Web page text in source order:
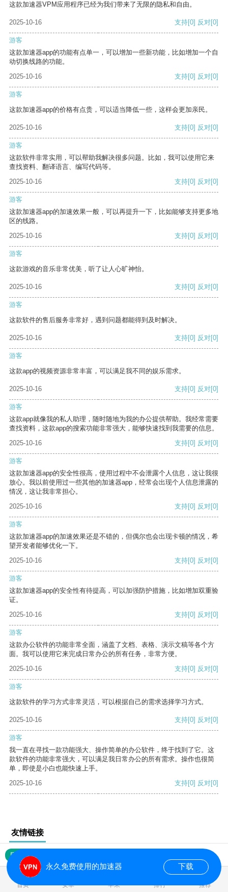
这款加速器VPM应用程序已经为我们带来了无限的隐私和自由。
2025-10-16 支持[0] 反对[0]
游客
这款加速器app的功能有点单一，可以增加一些新功能，比如增加一个自
动切换线路的功能。
2025-10-16
支持[0] 反对[0]
游客
这款加速器app的价格有点贵，可以适当降低一些，这样会更加亲民。
2025-10-16 支持[0] 反对[0]
游客
这款软件非常实用，可以帮助我解决很多问题。比如，我可以使用它来
查找资料、翻译语言、编写代码等。
2025-10-16
支持[0] 反对[0]
游客
这款加速器app的加速效果一般，可以再提升一下，比如能够支持更多地
区的线路。
2025-10-16
支持[0] 反对[0]
游客
这款游戏的音乐非常优美，听了让人心旷神怡。
2025-10-16 支持[0] 反对[0]
游客
这款软件的售后服务非常好，遇到问题都能得到及时解决。
2025-10-16 支持[0] 反对[0]
游客
这款app的视频资源非常丰富，可以满足我不同的娱乐需求。
2025-10-16 支持[0] 反对[0]
游客
这款app就像我的私人助理，随时随地为我的办公提供帮助。我经常需要
查找资料，这款app的搜索功能非常强大，能够快速找到我需要的信息。
2025-10-16
支持[0] 反对[0]
游客
这款加速器app的安全性很高，使用过程中不会泄露个人信息，这让我很
放心。我以前使用过一些其他的加速器app，经常会出现个人信息泄露的
情况，这让我非常担心。
2025-10-16
支持[0] 反对[0]
游客
这款加速器app的加速效果还是不错的，但偶尔也会出现卡顿的情况，希
望开发者能够优化一下。
2025-10-16
支持[0] 反对[0]
游客
这款加速器app的安全性有待提高，可以加强防护措施，比如增加双重验
证。
2025-10-16
支持[0] 反对[0]
游客
这款办公软件的功能非常全面，涵盖了文档、表格、演示文稿等各个方
面。我可以使用它来完成日常办公的所有任务，非常方便。
2025-10-16
支持[0] 反对[0]
游客
这款软件的学习方式非常灵活，可以根据自己的需求选择学习方式。
2025-10-16 支持[0] 反对[0]
游客
我一直在寻找一款功能强大、操作简单的办公软件，终于找到了它。这
款软件的功能非常强大，可以满足我日常办公的所有需求。操作也很简
单，即使是小白也能快速上手。
2025-10-16
支持[0] 反对[0]
友情链接
网站地图
首页 安卓 苹果 排行 推荐
永久免费使用的加速器 下载
0.021212s